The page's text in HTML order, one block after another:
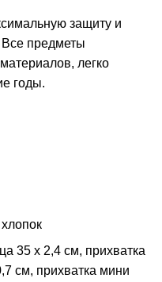
защиту и
Все предметы
легко
годы.
35 х 2,4 см, прихватка
см, прихватка мини